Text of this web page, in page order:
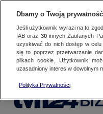
Dbamy o Twoją prywatność
Jeśli użytkownik wyrazi na to
IAB oraz 30innych Zaufanych
uzyskiwać do nich dostęp w celu
się to poprzez przetwarzanie
plikach cookie. Użytkownik
uzasadniony interes w dowolnym
Polityka Prywatności